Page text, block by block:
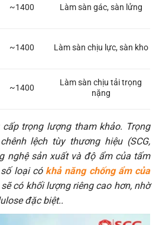
~1400 Làm sàn gác, sàn lửng
~1400 Làm sàn chịu lực, sàn kho
~1400
Làm sàn chịu tải trọng
nặng
trọng lượng tham khảo. Trọng
lệch tùy thương hiệu (SCG,
nghệ sản xuất và độ ẩm của tấm
loại có khả năng chống ẩm của
có khối lượng riêng cao hơn, nhờ
đặc biệt..